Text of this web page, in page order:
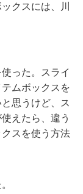
クスには、川
った。スライ
ムボックスを
思うけど、ス
えたら、違う
スを使う方法